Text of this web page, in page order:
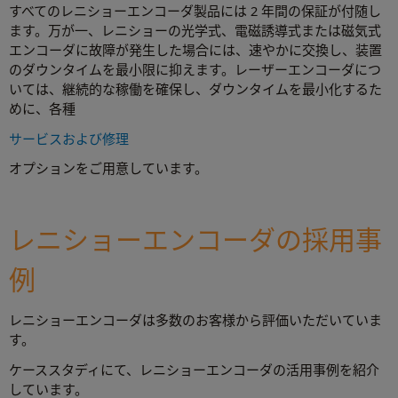
すべてのレニショーエンコーダ製品には 2 年間の保証が付随し
ます。万が一、レニショーの光学式、電磁誘導式または磁気式
エンコーダに故障が発生した場合には、速やかに交換し、装置
のダウンタイムを最小限に抑えます。レーザーエンコーダにつ
いては、継続的な稼働を確保し、ダウンタイムを最小化するた
めに、各種
サービスおよび修理
オプションをご用意しています。
レニショーエンコーダの採用事
例
レニショーエンコーダは多数のお客様から評価いただいていま
す。
ケーススタディにて、レニショーエンコーダの活用事例を紹介
しています。